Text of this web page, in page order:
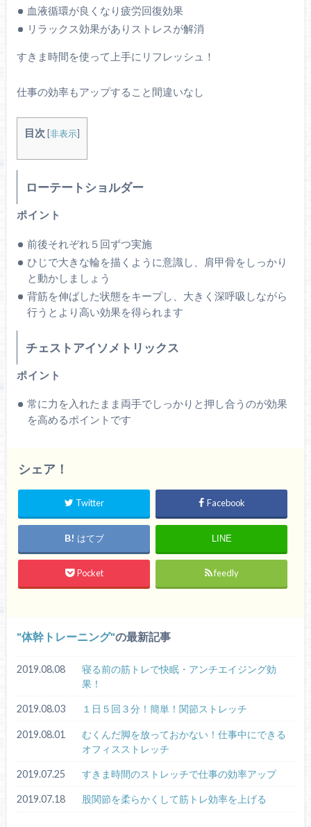
血液循環が良くなり疲労回復効果
リラックス効果がありストレスが解消
すきま時間を使って上手にリフレッシュ！
仕事の効率もアップすること間違いなし
目次 [非表示]
ローテートショルダー
ポイント
前後それぞれ５回ずつ実施
ひじで大きな輪を描くように意識し、肩甲骨をしっかり
と動かしましょう
背筋を伸ばした状態をキープし、大きく深呼吸しながら
行うとより高い効果を得られます
チェストアイソメトリックス
ポイント
常に力を入れたまま両手でしっかりと押し合うのが効果
を高めるポイントです
シェア！
Twitter Facebook
はてブ LINE
Pocket feedly
体幹トレーニング の最新記事
2019.08.08
寝る前の筋トレで快眠・アンチエイジング効
果！
2019.08.03 １日５回３分！簡単！関節ストレッチ
2019.08.01
むくんだ脚を放っておかない！仕事中にできる
オフィスストレッチ
2019.07.25 すきま時間のストレッチで仕事の効率アップ
2019.07.18 股関節を柔らかくして筋トレ効率を上げる